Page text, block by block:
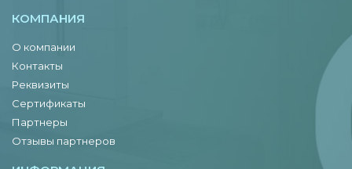
КОМПАНИЯ
О компании
Контакты
Реквизиты
Сертификаты
Партнеры
Отзывы партнеров